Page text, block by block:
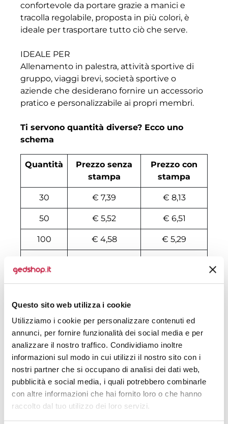
Questo sito web utilizza i cookie
Utilizziamo i cookie per personalizzare contenuti ed
annunci, per fornire funzionalità dei social media e per
analizzare il nostro traffico. Condividiamo inoltre
informazioni sul modo in cui utilizzi il nostro sito con i
nostri partner che si occupano di analisi dei dati web,
pubblicità e social media, i quali potrebbero combinarle
con altre informazioni che hai fornito loro o che hanno
raccolto dal tuo utilizzo dei loro servizi.
confortevole da portare grazie a manici e
tracolla regolabile, proposta in più colori, è
ideale per trasportare tutto ciò che serve.
IDEALE PER
Allenamento in palestra, attività sportive di
gruppo, viaggi brevi, società sportive o
aziende che desiderano fornire un accessorio
pratico e personalizzabile ai propri membri.
Ti servono quantità diverse? Ecco uno
schema
Quantità
Prezzo senza
stampa
Prezzo con
stampa
30 € 7,39 € 8,13
50 € 5,52 € 6,51
100 € 4,58 € 5,29
500 € 3,89 € 4,48
1000 € 3,65
1500 € 3,58 € 4,01
2000 € 3,49 € 3,94
€ 3,88
5000 € 3,34 € 3,74
10000 € 3,08